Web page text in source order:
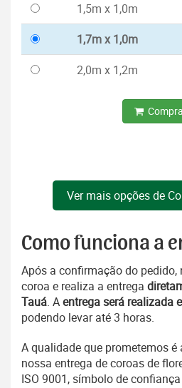
1,5m x 1,0m
1,7m x 1,0m
2,0m x 1,2m
Ver mais opções de
Como funciona a
Após a confirmação do pedido,
coroa e realiza a entrega
Tauá. Aentrega será realizada
podendo levar até 3 horas.
A qualidade que prometemos
nossa entrega de coroas de
ISO 9001, símbolo de